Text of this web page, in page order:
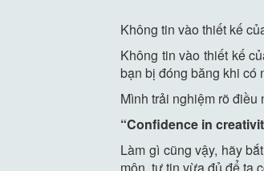
Không tin vào thiết kế
Không tin vào thiết kế
bạn bị đóng băng khi có
Mình trải nghiệm rõ
“Confidence in
Làm gì cũng vậy, hãy
môn, tự tin vừa đủ để ta